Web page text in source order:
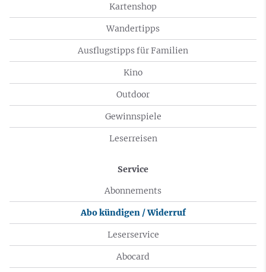
Kartenshop
Wandertipps
Ausflugstipps für Familien
Kino
Outdoor
Gewinnspiele
Leserreisen
Service
Abonnements
Abo kündigen / Widerruf
Leserservice
Abocard